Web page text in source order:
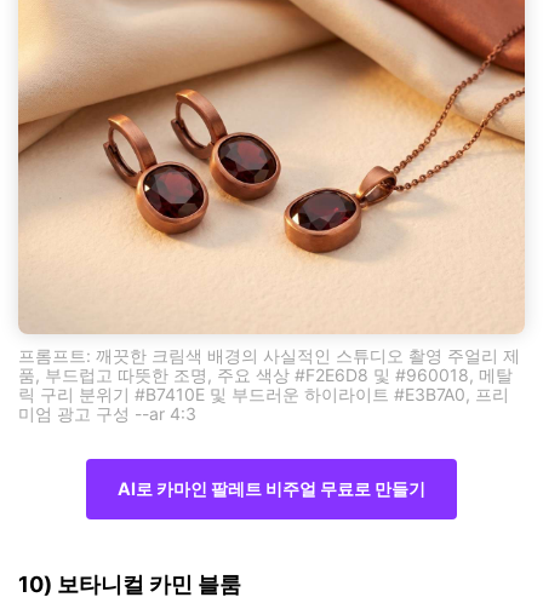
프롬프트: 깨끗한 크림색 배경의 사실적인 스튜디오 촬영 주얼리 제
품, 부드럽고 따뜻한 조명, 주요 색상 #F2E6D8 및 #960018, 메탈
릭 구리 분위기 #B7410E 및 부드러운 하이라이트 #E3B7A0, 프리
미엄 광고 구성 --ar 4:3
AI로 카마인 팔레트 비주얼 무료로 만들기
10) 보타니컬 카민 블룸